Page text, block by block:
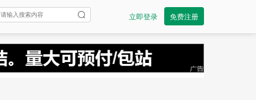
立即登录 免费注册